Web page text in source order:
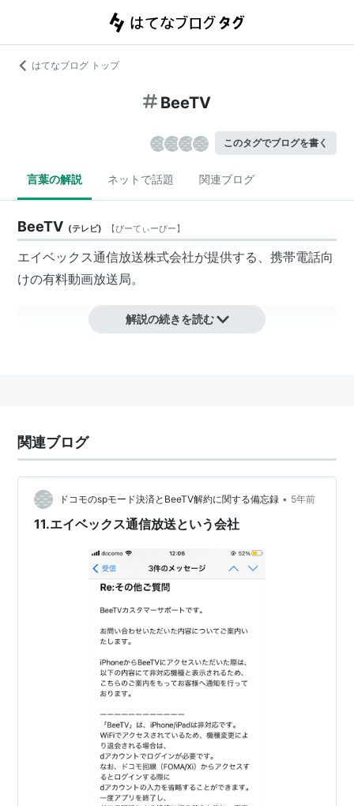
はてなブログ トップ
BeeTV
このタグでブログを書く
言葉の解説 ネットで話題 関連ブログ
BeeTV (テレビ) 【びーてぃーびー】
エイベックス通信放送株式会社が提供する、携帯電話向
けの有料動画放送局。
どこでも
電波の届く場所ならいつでもどこでも見られる
すきなだけ
ドラマも、音楽も、バラエティーも、月額315円
(税込)で全番組見放題。(配信期間を終了した番組
http://pre.beetv.jp/pages/about/smart_phon
解説の続きを読む
関連ブログ
ドコモのspモード決済とBeeTV解約に関する備忘録 • 5年前
11.エイベックス通信放送という会社